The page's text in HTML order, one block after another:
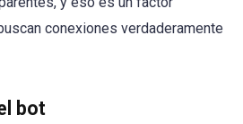
conexiones verdaderamente
bot